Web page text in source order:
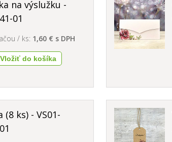
na výslužku -
01
/ ks: 1,60 € s DPH
(8 ks) - VS01-